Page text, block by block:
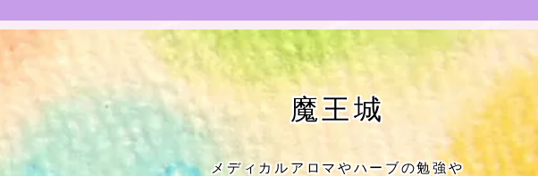
お知らせ
Cジャスミン瑠璃地楽の主な活動先リン
プロフィール
魔王城
メディカルアロマやハーブの勉強や